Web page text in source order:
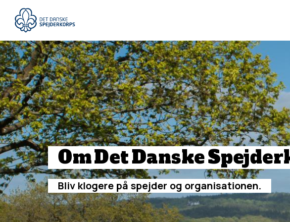
hovedindhold
OmDetDanske
Bliv klogere på spejder og organisationen.